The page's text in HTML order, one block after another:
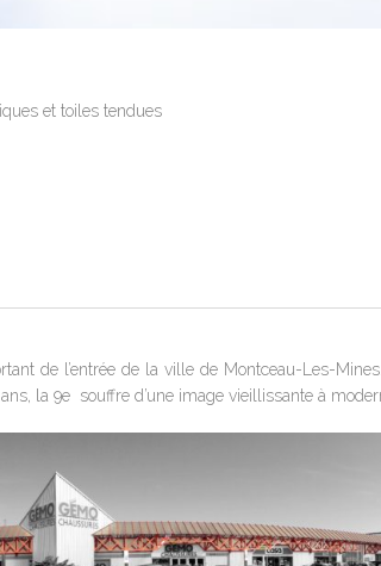
et toiles tendues
de l’entrée de la ville de Montceau-Les-
la 9e souffre d’une image vieillissante à